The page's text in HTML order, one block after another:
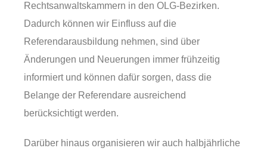
Rechtsanwaltskammern in den OLG-Bezirken.
Dadurch können wir Einfluss auf die
Referendarausbildung nehmen, sind über
Änderungen und Neuerungen immer frühzeitig
informiert und können dafür sorgen, dass die
Belange der Referendare ausreichend
berücksichtigt werden.
Darüber hinaus organisieren wir auch halbjährliche